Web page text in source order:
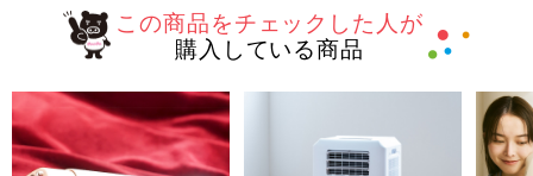
この商品をチェックした人が
購入している商品